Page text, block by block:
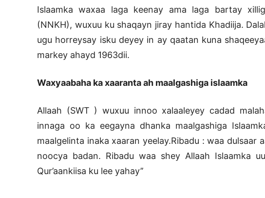
Islaamka waxaa laga keenay ama laga bartay
(NNKH), wuxuu ku shaqayn jiray hantida Khadiija.
ugu horreysay isku deyey in ay qaatan kuna
markey ahayd 1963dii.
Waxyaabaha ka xaaranta ah maalgashiga islaamka
Allaah (SWT ) wuxuu innoo xalaaleyey cadad
innaga oo ka eegayna dhanka maalgashiga
maalgelinta inaka xaaran yeelay.Ribadu : waa dulsaar
noocya badan. Ribadu waa shey Allaah Islaamka
Qur’aankiisa ku lee yahay’’